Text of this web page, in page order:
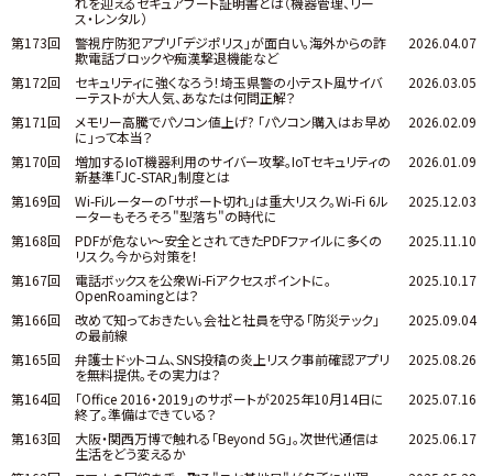
ス・レンタル）
第173回
警視庁防犯アプリ「デジポリス」が面白い。海外からの詐
欺電話ブロックや痴漢撃退機能など
2026.04.07
第172回
セキュリティに強くなろう！埼玉県警の小テスト風サイバ
ーテストが大人気、あなたは何問正解？
2026.03.05
第171回
メモリー高騰でパソコン値上げ? 「パソコン購入はお早め
に」って本当？
2026.02.09
第170回
増加するIoT機器利用のサイバー攻撃。IoTセキュリティの
新基準「JC-STAR」制度とは
2026.01.09
第169回
Wi-Fiルーターの「サポート切れ」は重大リスク。Wi-Fi 6ル
ーターもそろそろ"型落ち"の時代に
2025.12.03
第168回
PDFが危ない～安全とされてきたPDFファイルに多くの
リスク。今から対策を！
2025.11.10
第167回
電話ボックスを公衆Wi-Fiアクセスポイントに。
OpenRoamingとは？
2025.10.17
第166回
改めて知っておきたい。会社と社員を守る「防災テック」
の最前線
2025.09.04
第165回
弁護士ドットコム、SNS投稿の炎上リスク事前確認アプリ
を無料提供。その実力は？
2025.08.26
第164回
「Office 2016・2019」のサポートが2025年10月14日に
終了。準備はできている？
2025.07.16
第163回
大阪・関西万博で触れる「Beyond 5G」。次世代通信は
生活をどう変えるか
2025.06.17